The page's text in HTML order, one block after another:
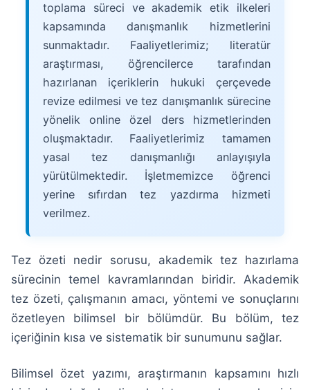
toplama süreci ve akademik etik ilkeleri
kapsamında danışmanlık hizmetlerini
sunmaktadır. Faaliyetlerimiz; literatür
araştırması, öğrencilerce tarafından
hazırlanan içeriklerin hukuki çerçevede
revize edilmesi ve tez danışmanlık sürecine
yönelik online özel ders hizmetlerinden
oluşmaktadır. Faaliyetlerimiz tamamen
yasal tez danışmanlığı anlayışıyla
yürütülmektedir. İşletmemizce öğrenci
yerine sıfırdan tez yazdırma hizmeti
verilmez.
Tez özeti nedir sorusu, akademik tez hazırlama
sürecinin temel kavramlarından biridir. Akademik
tez özeti, çalışmanın amacı, yöntemi ve sonuçlarını
özetleyen bilimsel bir bölümdür. Bu bölüm, tez
içeriğinin kısa ve sistematik bir sunumunu sağlar.
Bilimsel özet yazımı, araştırmanın kapsamını hızlı